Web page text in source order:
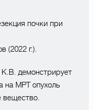
почки при
(2022 г.).
демонстрирует
на МРТ опухоль
вещество.